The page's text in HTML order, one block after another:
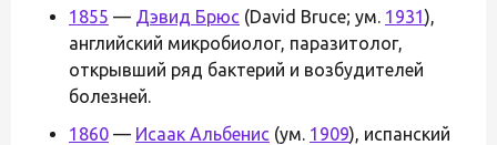
1855 — Дэвид Брюс (David Bruce; ум. 1931),
английский микробиолог, паразитолог,
открывший ряд бактерий и возбудителей
болезней.
1860 — Исаак Альбенис (ум. 1909), испанский